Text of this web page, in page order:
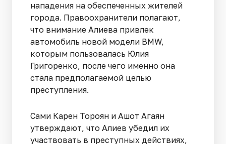
нападения на обеспеченных жителей
города. Правоохранители полагают,
что внимание Алиева привлек
автомобиль новой модели BMW,
которым пользовалась Юлия
Григоренко, после чего именно она
стала предполагаемой целью
преступления.
Сами Карен Тороян и Ашот Агаян
утверждают, что Алиев убедил их
участвовать в преступных действиях,